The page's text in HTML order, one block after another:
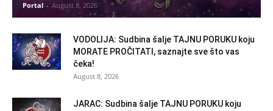
Portal - August 8, 2026
VODOLIJA: Sudbina šalje TAJNU PORUKU koju
MORATE PROČITATI, saznajte sve što vas
čeka!
August 8, 2026
JARAC: Sudbina šalje TAJNU PORUKU koju